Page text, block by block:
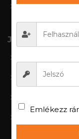
Jogi információk
Adatkezelési
Emlékezz